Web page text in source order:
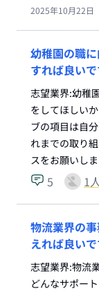
2025年10月22日
幼稚園の職
すれば良いで
志望業界:幼稚
をしてほしい
ブの項目は自
れまでの取り
スをお願いし
5 1
物流業界の
えれば良いで
志望業界:物流
どんなサポー